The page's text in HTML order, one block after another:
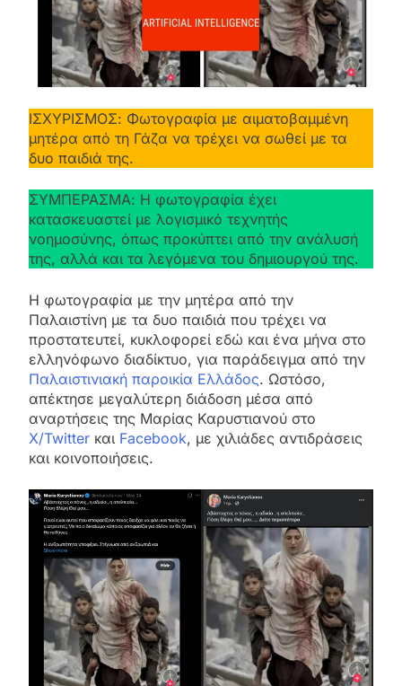
ΙΣΧΥΡΙΣΜΟΣ: Φωτογραφία με αιματοβαμμένη
μητέρα από τη Γάζα να τρέχει να σωθεί με τα
δυο παιδιά της.
ΣΥΜΠΕΡΑΣΜΑ: Η φωτογραφία έχει
κατασκευαστεί με λογισμικό τεχνητής
νοημοσύνης, όπως προκύπτει από την ανάλυσή
της, αλλά και τα λεγόμενα του δημιουργού της.
Η φωτογραφία με την μητέρα από την
Παλαιστίνη με τα δυο παιδιά που τρέχει να
προστατευτεί, κυκλοφορεί εδώ και ένα μήνα στο
ελληνόφωνο διαδίκτυο, για παράδειγμα από την
Παλαιστινιακή παροικία Ελλάδος. Ωστόσο,
απέκτησε μεγαλύτερη διάδοση μέσα από
αναρτήσεις της Μαρίας Καρυστιανού στο
X/Twitter και Facebook, με χιλιάδες αντιδράσεις
και κοινοποιήσεις.